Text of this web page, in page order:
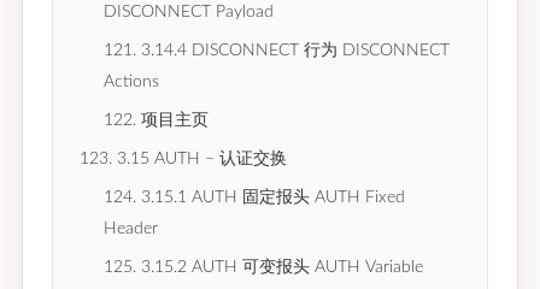
DISCONNECT Payload
121. 3.14.4 DISCONNECT 行为 DISCONNECT
Actions
122. 项目主页
123. 3.15 AUTH – 认证交换
124. 3.15.1 AUTH 固定报头 AUTH Fixed
Header
125. 3.15.2 AUTH 可变报头 AUTH Variable